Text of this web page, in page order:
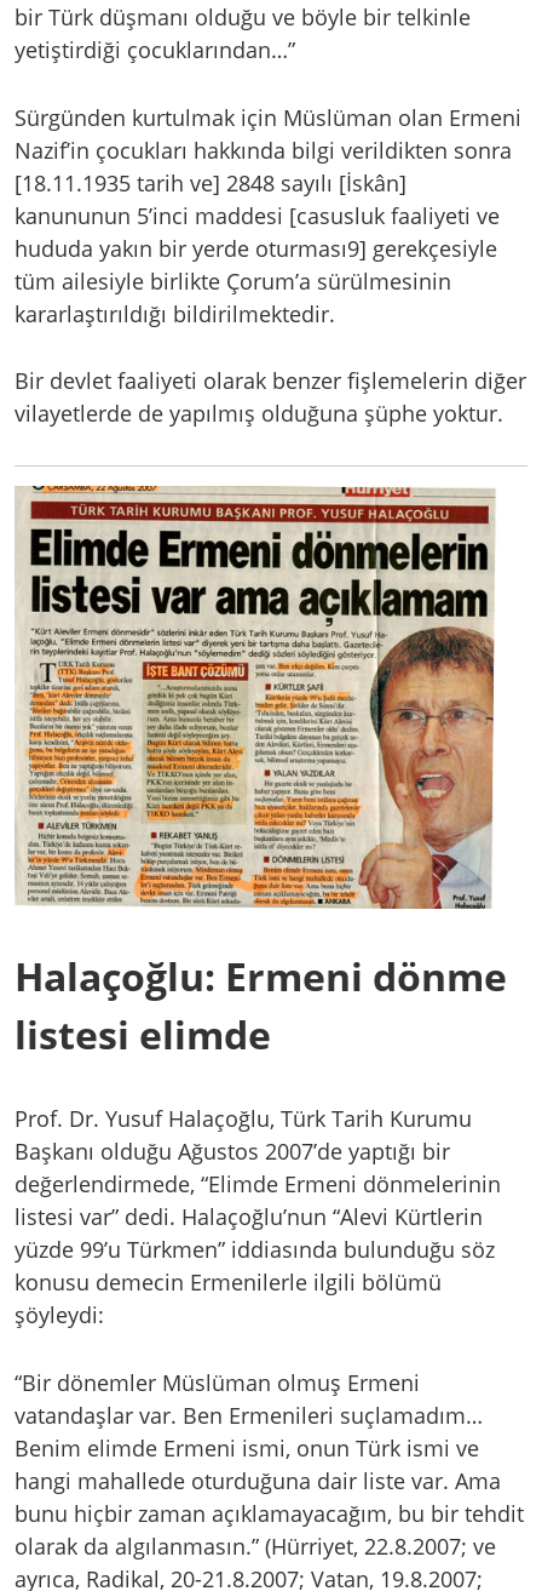
bir Türk düşmanı olduğu ve böyle bir telkinle
yetiştirdiği çocuklarından…”
Sürgünden kurtulmak için Müslüman olan Ermeni
Nazif’in çocukları hakkında bilgi verildikten sonra
[18.11.1935 tarih ve] 2848 sayılı [İskân]
kanununun 5’inci maddesi [casusluk faaliyeti ve
hududa yakın bir yerde oturması9] gerekçesiyle
tüm ailesiyle birlikte Çorum’a sürülmesinin
kararlaştırıldığı bildirilmektedir.
Bir devlet faaliyeti olarak benzer fişlemelerin diğer
vilayetlerde de yapılmış olduğuna şüphe yoktur.
Halaçoğlu: Ermeni dönme
listesi elimde
Prof. Dr. Yusuf Halaçoğlu, Türk Tarih Kurumu
Başkanı olduğu Ağustos 2007’de yaptığı bir
değerlendirmede, “Elimde Ermeni dönmelerinin
listesi var” dedi. Halaçoğlu’nun “Alevi Kürtlerin
yüzde 99’u Türkmen” iddiasında bulunduğu söz
konusu demecin Ermenilerle ilgili bölümü
şöyleydi:
“Bir dönemler Müslüman olmuş Ermeni
vatandaşlar var. Ben Ermenileri suçlamadım…
Benim elimde Ermeni ismi, onun Türk ismi ve
hangi mahallede oturduğuna dair liste var. Ama
bunu hiçbir zaman açıklamayacağım, bu bir tehdit
olarak da algılanmasın.” (Hürriyet, 22.8.2007; ve
ayrıca, Radikal, 20-21.8.2007; Vatan, 19.8.2007;